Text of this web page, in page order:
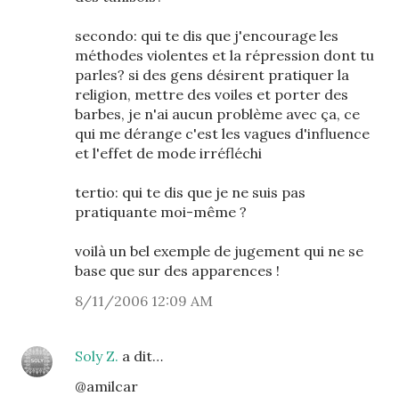
secondo: qui te dis que j'encourage les
méthodes violentes et la répression dont tu
parles? si des gens désirent pratiquer la
religion, mettre des voiles et porter des
barbes, je n'ai aucun problème avec ça, ce
qui me dérange c'est les vagues d'influence
et l'effet de mode irréfléchi
tertio: qui te dis que je ne suis pas
pratiquante moi-même ?
voilà un bel exemple de jugement qui ne se
base que sur des apparences !
8/11/2006 12:09 AM
Soly Z. a dit…
@amilcar